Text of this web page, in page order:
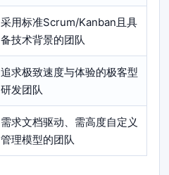
采用标准Scrum/Kanban且具
备技术背景的团队
追求极致速度与体验的极客型
研发团队
需求文档驱动、需高度自定义
管理模型的团队